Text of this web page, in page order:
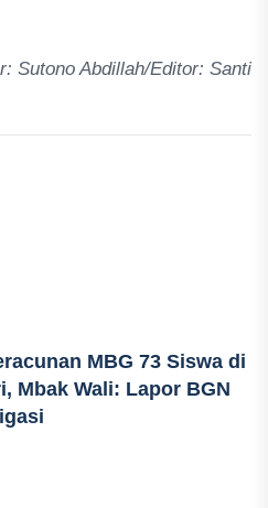
Sutono Abdillah/Editor: Santi
MBG 73 Siswa di
Mbak Wali: Lapor BGN